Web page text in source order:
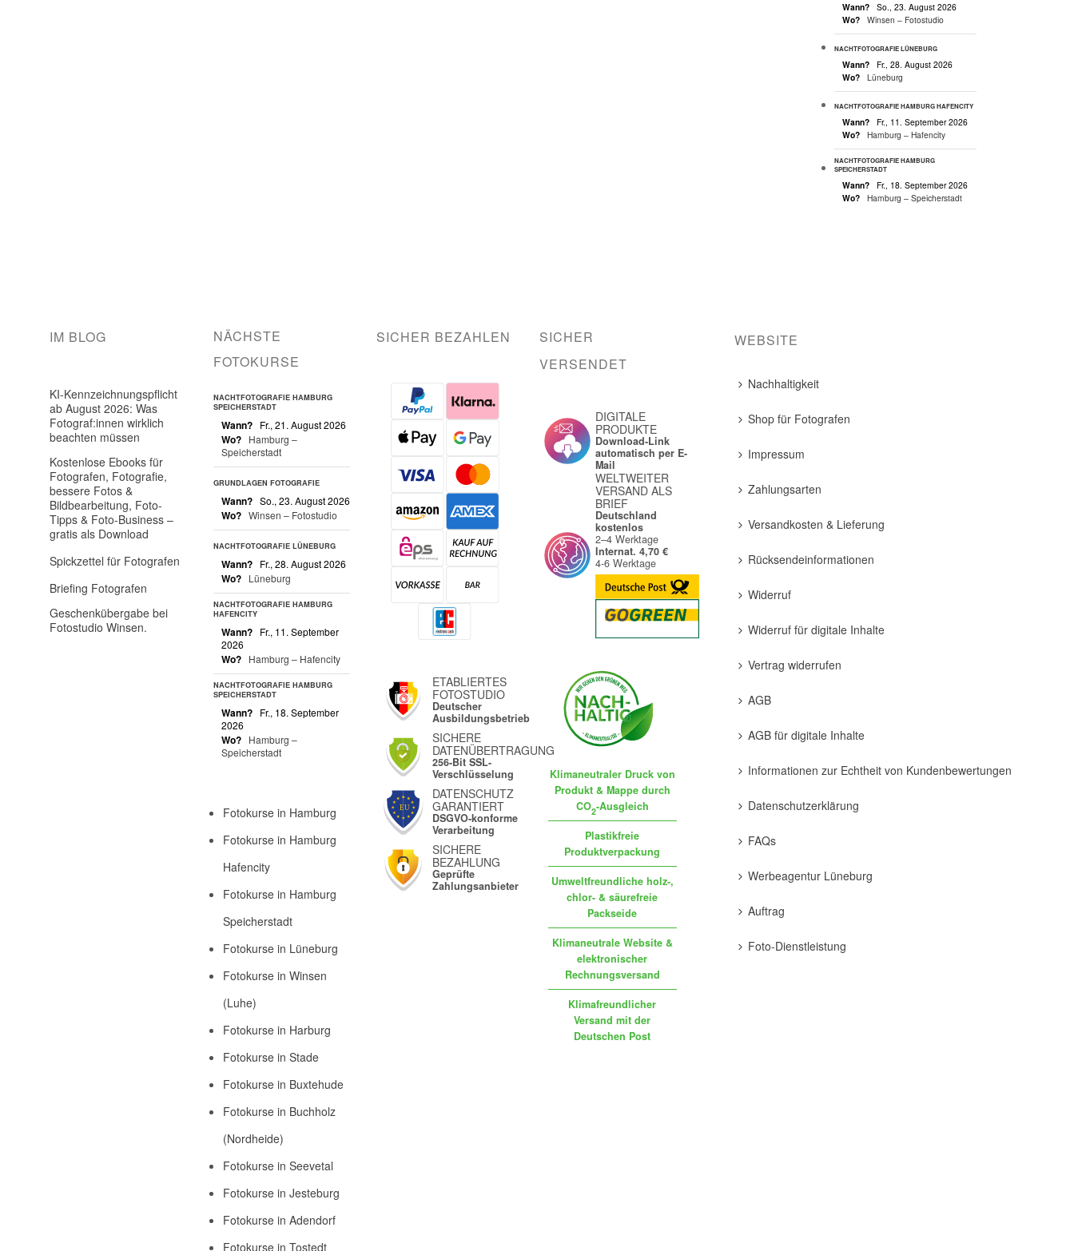
Wann?
So., 23. August 2026
Wo?
Winsen – Fotostudio
NACHTFOTOGRAFIE LÜNEBURG
Wann?
Fr., 28. August 2026
Wo?
Lüneburg
NACHTFOTOGRAFIE HAMBURG HAFENCITY
Wann?
Fr., 11. September 2026
Wo?
Hamburg – Hafencity
NACHTFOTOGRAFIE HAMBURG
SPEICHERSTADT
Wann?
Fr., 18. September 2026
Wo?
Hamburg – Speicherstadt
IM BLOG
KI-Kennzeichnungspflicht
ab August 2026: Was
Fotograf:innen wirklich
beachten müssen
Kostenlose Ebooks für
Fotografen, Fotografie,
bessere Fotos &
Bildbearbeitung, Foto-
Tipps & Foto-Business –
gratis als Download
Spickzettel für Fotografen
Briefing Fotografen
Geschenkübergabe bei
Fotostudio Winsen.
NÄCHSTE
FOTOKURSE
NACHTFOTOGRAFIE HAMBURG
SPEICHERSTADT
Wann? Fr., 21. August 2026
Wo?
Hamburg –
Speicherstadt
GRUNDLAGEN FOTOGRAFIE
Wann? So., 23. August 2026
Wo? Winsen – Fotostudio
NACHTFOTOGRAFIE LÜNEBURG
Wann? Fr., 28. August 2026
Wo? Lüneburg
NACHTFOTOGRAFIE HAMBURG
HAFENCITY
Wann?
Fr., 11. September
2026
Wo? Hamburg – Hafencity
NACHTFOTOGRAFIE HAMBURG
SPEICHERSTADT
Wann?
Fr., 18. September
2026
Wo?
Hamburg –
Speicherstadt
Fotokurse in Hamburg
Fotokurse in Hamburg
Hafencity
Fotokurse in Hamburg
Speicherstadt
Fotokurse in Lüneburg
Fotokurse in Winsen
(Luhe)
Fotokurse in Harburg
Fotokurse in Stade
Fotokurse in Buxtehude
Fotokurse in Buchholz
(Nordheide)
Fotokurse in Seevetal
Fotokurse in Jesteburg
Fotokurse in Adendorf
Fotokurse in Tostedt
SICHER BEZAHLEN
ETABLIERTES
FOTOSTUDIO
Deutscher
Ausbildungsbetrieb
SICHERE
DATENÜBERTRAGUNG
256-Bit SSL-
Verschlüsselung
DATENSCHUTZ
GARANTIERT
DSGVO-konforme
Verarbeitung
SICHERE
BEZAHLUNG
Geprüfte
Zahlungsanbieter
SICHER
VERSENDET
DIGITALE
PRODUKTE
Download-Link
automatisch per E-
Mail
WELTWEITER
VERSAND ALS
BRIEF
Deutschland
kostenlos
2–4 Werktage
Internat. 4,70 €
4-6 Werktage
Klimaneutraler Druck von
Produkt & Mappe durch
CO2-Ausgleich
Plastikfreie
Produktverpackung
Umweltfreundliche holz-,
chlor- & säurefreie
Packseide
Klimaneutrale Website &
elektronischer
Rechnungsversand
Klimafreundlicher
Versand mit der
Deutschen Post
WEBSITE
Nachhaltigkeit
Shop für Fotografen
Impressum
Zahlungsarten
Versandkosten & Lieferung
Rücksendeinformationen
Widerruf
Widerruf für digitale Inhalte
Vertrag widerrufen
AGB
AGB für digitale Inhalte
Informationen zur Echtheit von Kundenbewertungen
Datenschutzerklärung
FAQs
Werbeagentur Lüneburg
Auftrag
Foto-Dienstleistung